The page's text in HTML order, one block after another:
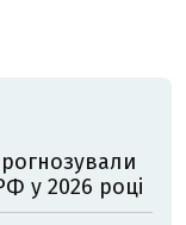
у 2026 році